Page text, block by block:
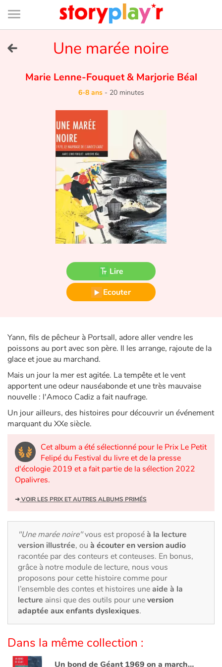
Connexion
Bibliothèque
de
page
Tester gratuitement
Bibliothèque
Contes d'ici et d'ailleurs
Fable, mythe, littérature et poésie
Ogres, monstres et sorcières
Les animaux
Voyage, épopée, enquête, aventure
Autour du monde
Apprentissage
Art, espace, activité
Documentaires
En famille
Quotidien et loisirs
À l'école
Fêtes et évènements
Amour et amitié
Sujets de société
Émotions et sentiments
Une marée noire
Marie Lenne-Fouquet&Marjorie Béal
6-8 ans- 20 minutes
Lire
Ecouter
Yann, fils de pêcheur à Portsall, adore aller vendre les
poissons au port avec son père. Il les arrange, rajoute de la
glace et joue au marchand.
Mais un jour la mer est agitée. La tempête et le vent
apportent une odeur nauséabonde et une très mauvaise
nouvelle : l'Amoco Cadiz a fait naufrage.
Un jour ailleurs, des histoires pour découvrir un événement
marquant du XXe siècle.
Cet album a été sélectionné pour le Prix Le Petit
Felipé du Festival du livre et de la presse
d'écologie 2019 et a fait partie de la sélection 2022
Opalivres.
➜VOIR LES PRIX ET AUTRES ALBUMS PRIMÉS
"Une marée noire"vous est proposéà la lecture
version illustrée, ou à écouter en version audio
racontée par des conteurs et conteuses. En bonus,
grâce à notre module de lecture, nous vous
proposons pour cette histoire comme pour
l’ensemble des contes et histoires uneaide à la
lecture ainsi que des outils pour uneversion
adaptée aux enfants dyslexiques.
Dans la même collection :
Un bond de Géant 1969 on a marché sur la lune